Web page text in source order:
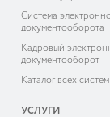
Система
документооборота
Кадровый
документооборот
Каталог всех систем
УСЛУГИ